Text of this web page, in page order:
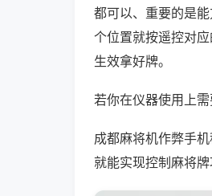
都可以、重要的是
个位置就按遥控对
生效拿好牌。
若你在仪器使用上
成都麻将机作弊手
就能实现控制麻将牌